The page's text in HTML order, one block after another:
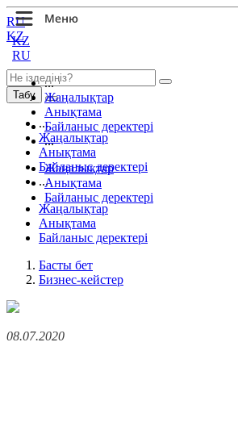
KZ
RU
...
Жаңалықтар
Анықтама
Байланыс деректері
...
Жаңалықтар
Анықтама
Байланыс деректері
RU
KZ
Табу
...
Жаңалықтар
Анықтама
Байланыс деректері
...
Жаңалықтар
Анықтама
Байланыс деректері
Басты бет
Бизнес-кейстер
08.07.2020